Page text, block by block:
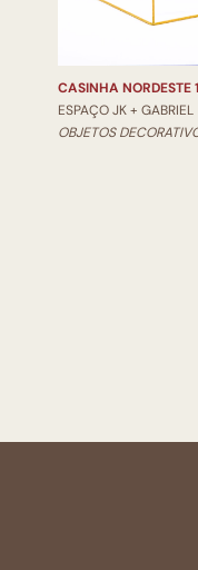
CASINHA NORDESTE 1
ESPAÇO JK + GABRIEL
OBJETOS